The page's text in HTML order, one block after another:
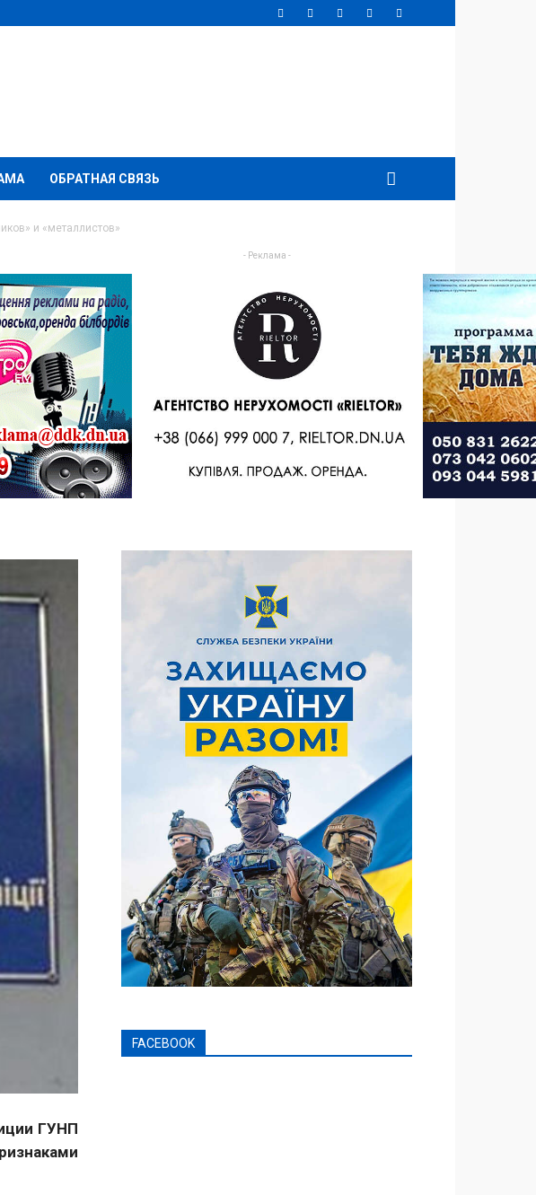
ОБРАТНАЯ СВЯЗЬ
и «металлистов»
и
ГУНП
- Реклама -
FACEBOOK